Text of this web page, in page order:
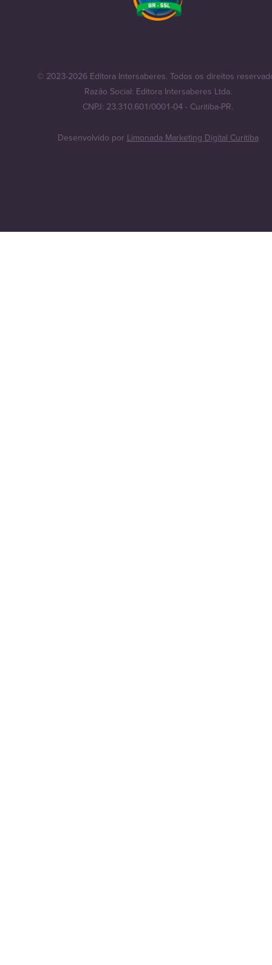
© 2023-2026 Editora Intersaberes. Todos os direitos
Razão Social: Editora Intersaberes Ltda.
CNPJ: 23.310.601/0001-04 - Curitiba-PR.
Desenvolvido porLimonada Marketing Digital Curitiba